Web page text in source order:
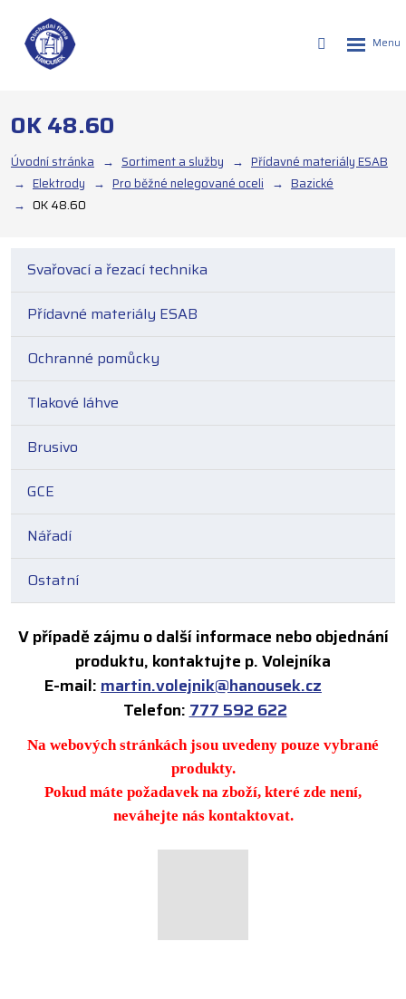
OK 48.60
Úvodní stránka Sortiment a služby
Přídavné materiály ESAB
Elektrody
Pro běžné nelegované oceli
Bazické
OK 48.60
Svařovací a řezací technika
Přídavné materiály ESAB
Ochranné pomůcky
Tlakové láhve
Brusivo
GCE
Nářadí
Ostatní
V případě zájmu o další informace nebo objednání
produktu, kontaktujte p. Volejníka
E-mail:martin.volejnik@hanousek.cz
Telefon:777 592 622
Na webových stránkách jsou uvedeny pouze vybrané
produkty.
Pokud máte požadavek na zboží, které zde není,
neváhejte nás kontaktovat.